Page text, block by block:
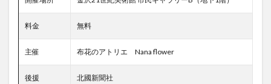
料金 無料
主催 布花のアトリエ Nana flower
後援 北國新聞社